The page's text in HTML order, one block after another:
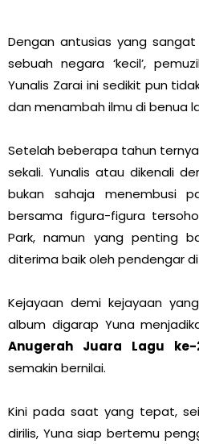
Dengan antusias yang
sebuah negara ‘kecil’,
Yunalis Zarai ini sedikit pun
dan menambah ilmu di benua
Setelah beberapa tahun
sekali. Yunalis atau dikenali
bukan sahaja menembusi
bersama figura-figura
Park, namun yang penting
diterima baik oleh pendengar di
Kejayaan demi kejayaan
album digarap Yuna
Anugerah Juara Lagu
semakin bernilai.
Kini pada saat yang tepat,
dirilis, Yuna siap bertemu